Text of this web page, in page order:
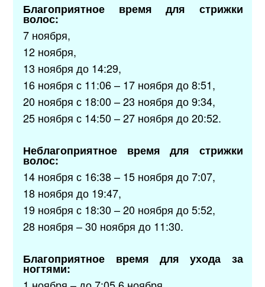
Благоприятное время для стрижки
волос:
7 ноября,
12 ноября,
13 ноября до 14:29,
16 ноября с 11:06 – 17 ноября до 8:51,
20 ноября с 18:00 – 23 ноября до 9:34,
25 ноября с 14:50 – 27 ноября до 20:52.
Неблагоприятное время для стрижки
волос:
14 ноября с 16:38 – 15 ноября до 7:07,
18 ноября до 19:47,
19 ноября с 18:30 – 20 ноября до 5:52,
28 ноября – 30 ноября до 11:30.
Благоприятное время для ухода за
ногтями: